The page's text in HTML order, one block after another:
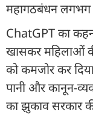
महागठबंधन लगभग
ChatGPT का
खासकर महिलाओं की
को कमजोर कर
पानी और कानून-
का झुकाव सरकार